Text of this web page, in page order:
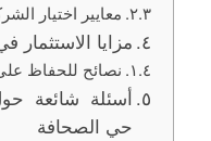
معايير اختيار
مزايا الاستثمار
نصائح للحفاظ
أسئلة شائعة
حي الصحافة